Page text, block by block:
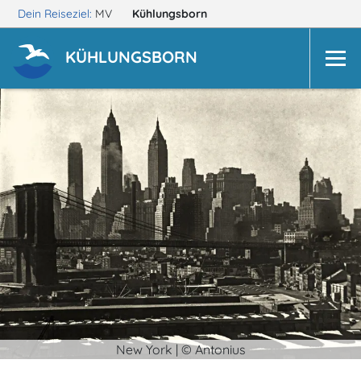
Dein Reiseziel: MV Kühlungsborn
KÜHLUNGSBORN
New York | © Antonius